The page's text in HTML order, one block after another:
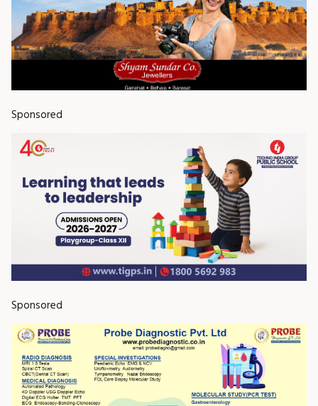
Sponsored
Sponsored